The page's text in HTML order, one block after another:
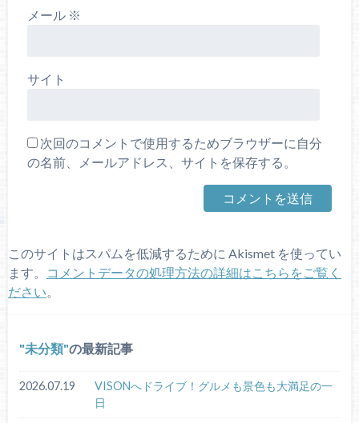
メール ※
サイト
次回のコメントで使用するためブラウザーに自分
の名前、メールアドレス、サイトを保存する。
このサイトはスパムを低減するために Akismet を使ってい
ます。
コメントデータの処理方法の詳細はこちらをご覧く
ださい。
未分類 の最新記事
2026.07.19
VISONへドライブ！グルメも景色も大満足の一
日